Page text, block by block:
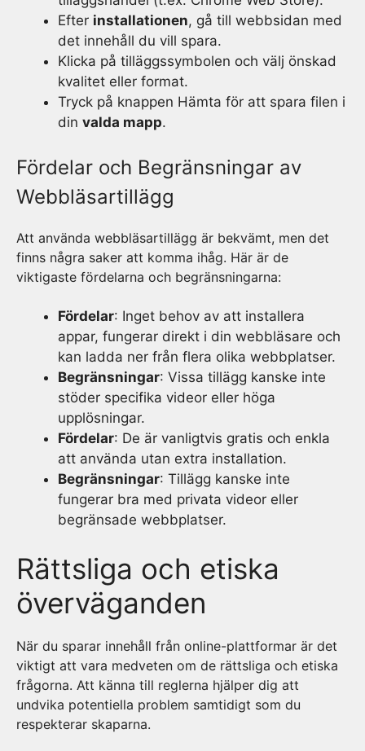
Efter installationen, gå till webbsidan med
det innehåll du vill spara.
Klicka på tilläggssymbolen och välj önskad
kvalitet eller format.
Tryck på knappen Hämta för att spara filen i
din valda mapp.
Fördelar och Begränsningar av
Webbläsartillägg
Att använda webbläsartillägg är bekvämt, men det
finns några saker att komma ihåg. Här är de
viktigaste fördelarna och begränsningarna:
Fördelar: Inget behov av att installera
appar, fungerar direkt i din webbläsare och
kan ladda ner från flera olika webbplatser.
Begränsningar: Vissa tillägg kanske inte
stöder specifika videor eller höga
upplösningar.
Fördelar: De är vanligtvis gratis och enkla
att använda utan extra installation.
Begränsningar: Tillägg kanske inte
fungerar bra med privata videor eller
begränsade webbplatser.
Rättsliga och etiska
överväganden
När du sparar innehåll från online-plattformar är det
viktigt att vara medveten om de rättsliga och etiska
frågorna. Att känna till reglerna hjälper dig att
undvika potentiella problem samtidigt som du
respekterar skaparna.